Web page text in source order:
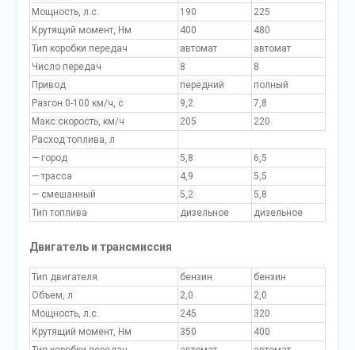
Мощность, л.с.
190
225
Крутящий момент, Нм
400
480
Тип коробки передач
автомат
автомат
Число передач
8
8
Привод
передний
полный
Разгон 0-100 км/ч, с
9,2
7,8
Макс скорость, км/ч
205
220
Расход топлива, л
— город
5,8
6,5
— трасса
4,9
5,5
— смешанный
5,2
5,8
Тип топлива
дизельное дизельное
Двигатель и трансмиссия
Тип двигателя бензин
бензин
Объем, л
2,0
2,0
Мощность, л.с.
245
320
Крутящий момент, Нм
350
400